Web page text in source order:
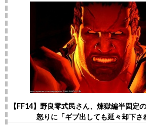
【FF14】野良零式民さん、煉獄編半固定
怒りに「ギブ出しても延々却下さ